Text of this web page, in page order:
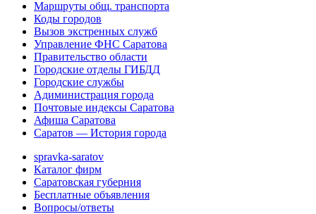
Маршруты общ. транспорта
Коды городов
Вызов экстренных служб
Управление ФНС Саратова
Правительство области
Городские отделы ГИБДД
Городские службы
Адиминистрация города
Почтовые индексы Саратова
Афиша Саратова
Саратов — История города
spravka-saratov
Каталог фирм
Саратовская губерния
Бесплатные объявления
Вопросы/ответы